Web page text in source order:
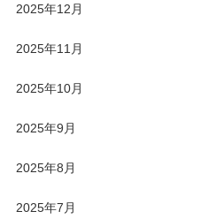
2025年12月
2025年11月
2025年10月
2025年9月
2025年8月
2025年7月